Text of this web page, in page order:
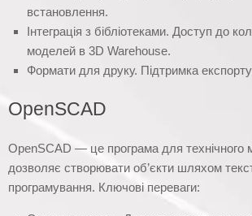
встановлення.
Інтеграція з бібліотеками. Доступ до
моделей в 3D Warehouse.
Формати для друку. Підтримка
OpenSCAD
OpenSCAD — це програма для технічного
дозволяє створювати об’єкти шляхом
програмування. Ключові переваги: